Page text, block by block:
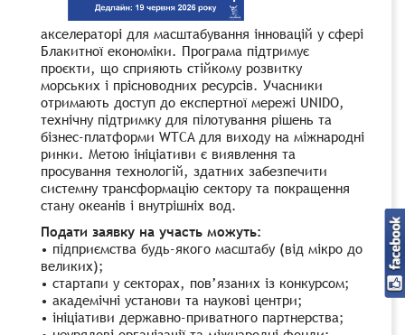
акселераторі для масштабування інновацій у сфері
Блакитної економіки. Програма підтримує
проєкти, що сприяють стійкому розвитку
морських і прісноводних ресурсів. Учасники
отримають доступ до експертної мережі UNIDO,
технічну підтримку для пілотування рішень та
бізнес-платформи WTCA для виходу на міжнародні
ринки. Метою ініціативи є виявлення та
просування технологій, здатних забезпечити
системну трансформацію сектору та покращення
стану океанів і внутрішніх вод.
Подати заявку на участь можуть:
• підприємства будь-якого масштабу (від мікро до
великих);
• стартапи у секторах, пов’язаних із конкурсом;
• академічні установи та наукові центри;
• ініціативи державно-приватного партнерства;